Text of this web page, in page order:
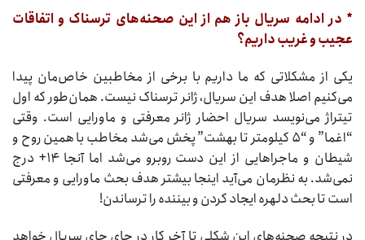
* در ادامه سریال باز هم از این صحنه‌های ترسناک و اتفاقات
عجیب و غریب داریم؟
یکی از مشکلاتی که ما داریم با برخی از مخاطبین خاص‌مان پیدا
می‌کنیم اصلا هدف این سریال، ژانر ترسناک نیست. همان‌طور که اول
تیتراژ می‌نویسد سریال احضار ژانر معرفتی و ماورایی است. وقتی
“اغما” و “۵ کیلومتر تا بهشت” پخش می‌شد مخاطب با همین روح و
شیطان و ماجراهایی از این دست روبرو می‌شد اما آنجا ۱۴+ درج
نمی‌شد. به نظرمان می‌آید اینجا بیشتر هدف بحث ماورایی و معرفتی
است تا بحث دلهره ایجاد کردن و بیننده را ترساندن!